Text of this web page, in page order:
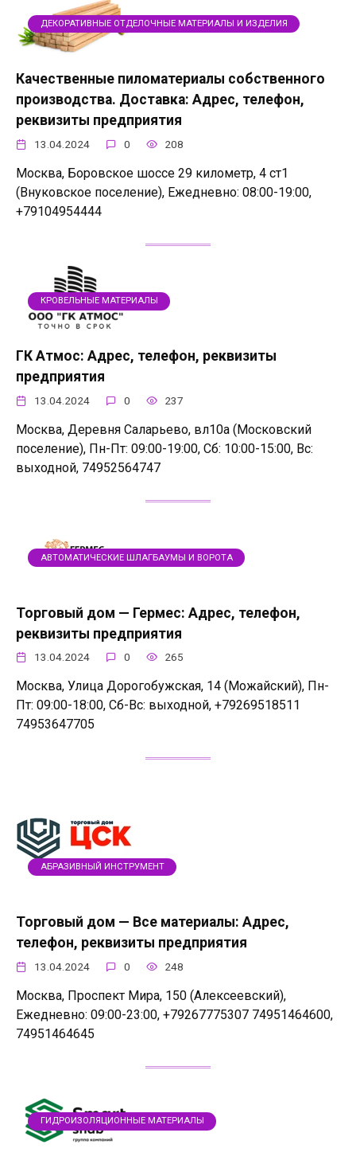
ДЕКОРАТИВНЫЕ ОТДЕЛОЧНЫЕ МАТЕРИАЛЫ И ИЗДЕЛИЯ
Качественные пиломатериалы собственного
производства. Доставка: Адрес, телефон,
реквизиты предприятия
13.04.2024 0 208
Москва, Боровское шоссе 29 километр, 4 ст1
(Внуковское поселение), Ежедневно: 08:00-19:00,
+79104954444
КРОВЕЛЬНЫЕ МАТЕРИАЛЫ
ГК Атмос: Адрес, телефон, реквизиты
предприятия
13.04.2024 0 237
Москва, Деревня Саларьево, вл10а (Московский
поселение), Пн-Пт: 09:00-19:00, Сб: 10:00-15:00, Вс:
выходной, 74952564747
АВТОМАТИЧЕСКИЕ ШЛАГБАУМЫ И ВОРОТА
Торговый дом — Гермес: Адрес, телефон,
реквизиты предприятия
13.04.2024 0 265
Москва, Улица Дорогобужская, 14 (Можайский), Пн-
Пт: 09:00-18:00, Сб-Вс: выходной, +79269518511
74953647705
АБРАЗИВНЫЙ ИНСТРУМЕНТ
Торговый дом — Все материалы: Адрес,
телефон, реквизиты предприятия
13.04.2024 0 248
Москва, Проспект Мира, 150 (Алексеевский),
Ежедневно: 09:00-23:00, +79267775307 74951464600,
74951464645
ГИДРОИЗОЛЯЦИОННЫЕ МАТЕРИАЛЫ